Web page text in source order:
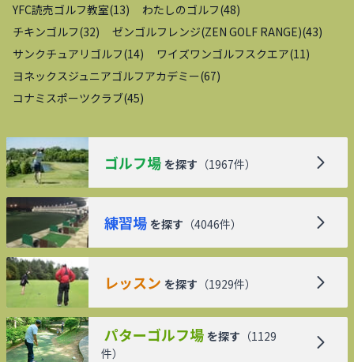
YFC読売ゴルフ教室(13) わたしのゴルフ(48)
チキンゴルフ(32) ゼンゴルフレンジ(ZEN GOLF RANGE)(43)
サンクチュアリゴルフ(14) ワイズワンゴルフスクエア(11 )
ヨネックスジュニアゴルフアカデミー(67)
コナミスポーツクラブ(45)
ゴルフ場 を探す （1967件）
練習場 を探す （4046件）
レッスン を探す （1929件）
パターゴルフ場 を探す （1129
件）